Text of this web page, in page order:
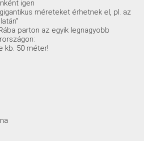
igen
méreteket érhetnek el, pl. az
parton az egyik legnagyobb
kb. 50 méter!